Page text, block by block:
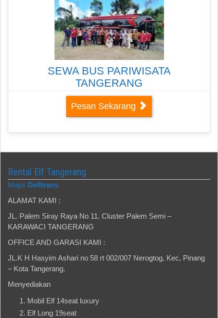
SEWA BUS PARIWISATA
TANGERANG
Pesan Sekarang
Rental Elf Tangerang
Maps Delltrans
ALAMAT KAMI :
JL. Palem Siray Raya No 11. Cluster Palem Semi –
KARAWACI TANGERANG
OFFICE AND GARASI KAMI :
JL.K H Hasyim Ashari no 58 rt 002/007 Nerogtog, Kec, Pinang
– Kota Tangerang.
Menyediakan
Mobil Elf 14seat luxury
Elf Long 19seat